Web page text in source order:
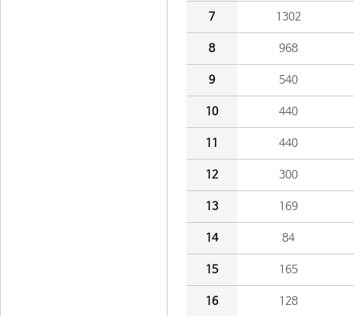
7 1302
8 968
9 540
10 440
11 440
12 300
13 169
14 84
15 165
16 128